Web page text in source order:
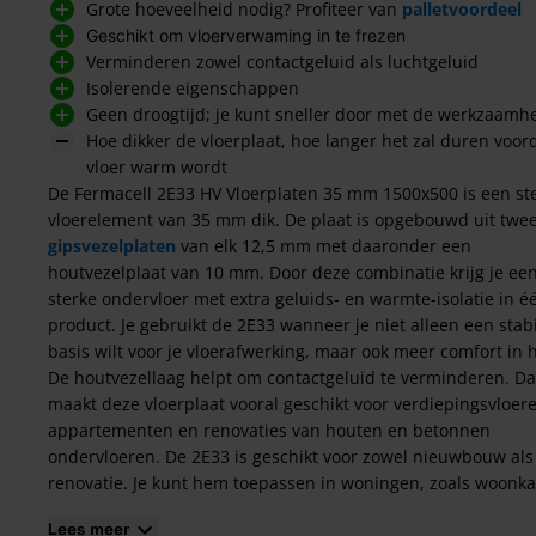
Grote hoeveelheid nodig? Profiteer van palletvoordeel
Geschikt om vloerverwaming in te frezen
Verminderen zowel contactgeluid als luchtgeluid
Isolerende eigenschappen
Geen droogtijd; je kunt sneller door met de
Hoe dikker de vloerplaat, hoe langer het zal duren
vloer warm wordt
De Fermacell 2E33 HV Vloerplaten 35 mm 1500x500 is een
vloerelement van 35 mm dik. De plaat is opgebouwd uit twee
gipsvezelplaten van elk 12,5 mm met daaronder een
houtvezelplaat van 10 mm. Door deze combinatie krijg je een
sterke ondervloer met extra geluids- en warmte-isolatie in
product. Je gebruikt de 2E33 wanneer je niet alleen een
basis wilt voor je vloerafwerking, maar ook meer comfort in
De houtvezellaag helpt om contactgeluid te verminderen.
maakt deze vloerplaat vooral geschikt voor
appartementen en renovaties van houten en betonnen
ondervloeren. De 2E33 is geschikt voor zowel nieuwbouw als
renovatie. Je kunt hem toepassen in woningen, zoals
Lees meer